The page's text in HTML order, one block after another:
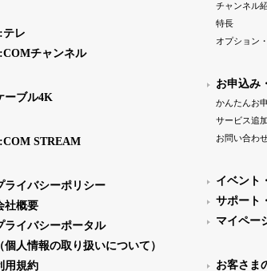
テレ
チャンネル
ーブル4K
STREAM
ライバシーポリシー
社概要
ライバシーポータル
（個人情報の取り扱いについて）
用規約
チャンネル
特長
オプション
お申込み
かんたんお
サービス追
お問い合わ
イベント
サポート
マイペー
お客さま